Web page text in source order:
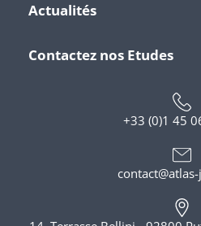
Actualités
Contactez nos Etudes
+33 (0)1 45